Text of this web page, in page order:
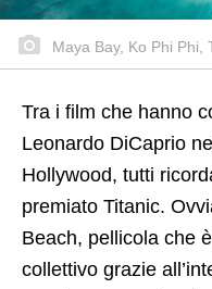
Maya Bay, Ko Phi Phi,
Tra i film che hanno
Leonardo DiCaprio
Hollywood, tutti
premiato Titanic.
Beach, pellicola che
collettivo grazie